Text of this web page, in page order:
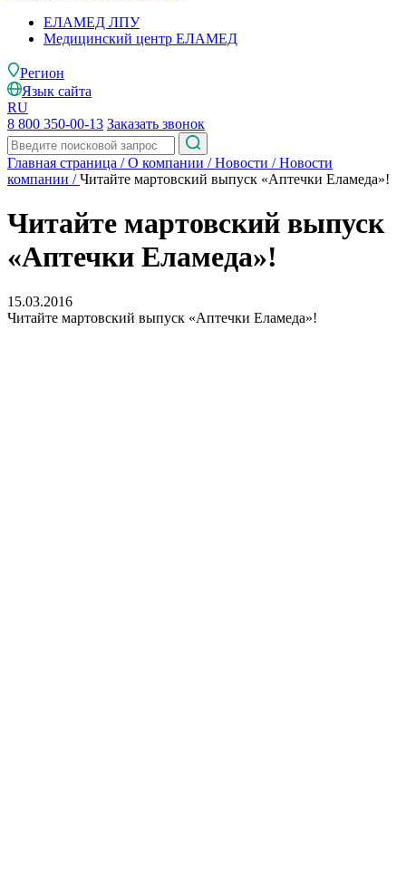
ЕЛАМЕД ЛПУ
Медицинский центр ЕЛАМЕД
Регион
Язык сайта
RU
8 800 350-00-13 Заказать звонок
Главная страница /О компании /Новости /Новости
компании /Читайте мартовский выпуск «Аптечки Еламеда»!
Читайте мартовский выпуск
«Аптечки Еламеда»!
15.03.2016
Читайте мартовский выпуск «Аптечки Еламеда»!